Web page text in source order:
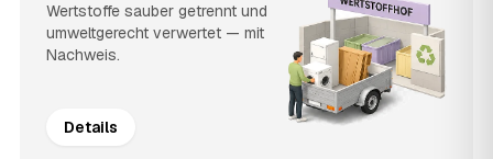
Wertstoffe sauber getrennt und
umweltgerecht verwertet — mit
Nachweis.
Details